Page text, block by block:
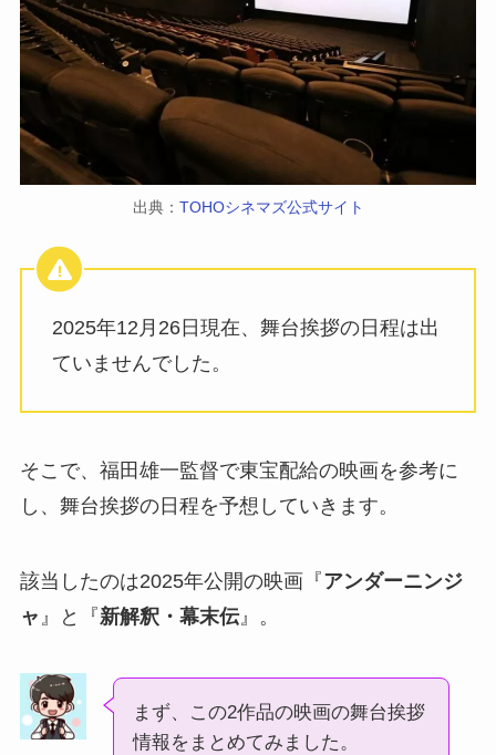
出典： TOHOシネマズ公式サイト
2025年12月26日現在、舞台挨拶の日程は出
ていませんでした。
そこで、福田雄一監督で東宝配給の映画を参考に
し、舞台挨拶の日程を予想していきます。
該当したのは2025年公開の映画『アンダーニンジ
ャ 』と『新解釈・幕末伝』。
まず、この2作品の映画の舞台挨拶
情報をまとめてみました。